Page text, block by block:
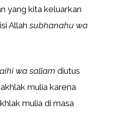
yang kita keluarkan
Allahsubhanahu wa
wa sallam diutus
mulia karena
mulia di masa